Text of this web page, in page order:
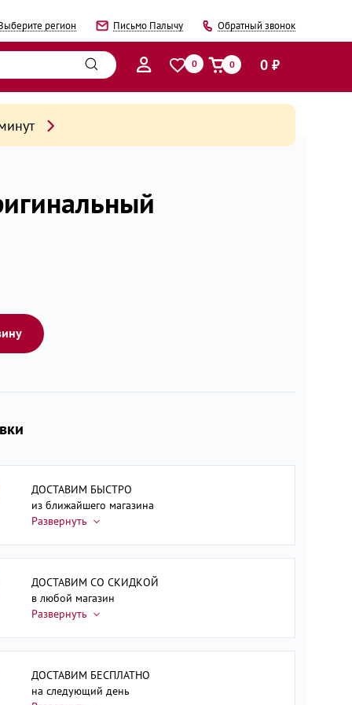
регион Письмо Палычу Обратный звонок
0 0 0 ₽
ДОСТАВИМ БЫСТРО
из ближайшего магазина
ДОСТАВИМ СО СКИДКОЙ
в любой магазин
ДОСТАВИМ БЕСПЛАТНО
на следующий день